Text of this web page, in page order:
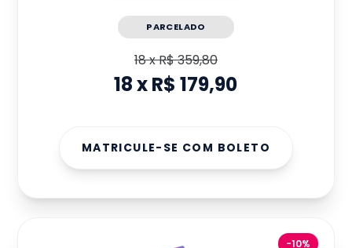
PARCELADO
18xR$ 359,80
18xR$ 179,90
MATRICULE-SE COM BOLETO
-10%